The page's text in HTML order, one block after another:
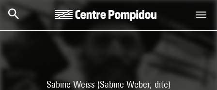
Skip to main content
Centre Pompidou
Sabine Weiss (Sabine Weber, dite)